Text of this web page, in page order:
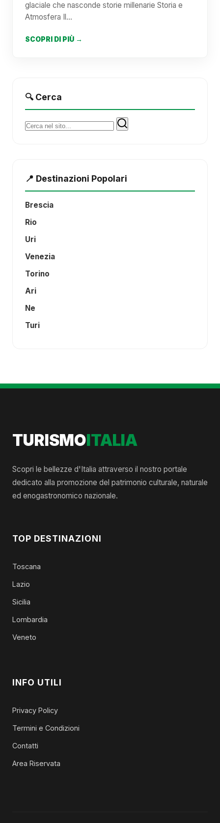
glaciale che nasconde storie millenarie Storia e
Atmosfera Il…
SCOPRI DI PIÙ →
🔍 Cerca
Cerca:
📍 Destinazioni Popolari
Brescia
Rio
Uri
Venezia
Torino
Ari
Ne
Turi
TURISMOITALIA
Scopri le bellezze d'Italia attraverso il nostro portale
dedicato alla promozione del patrimonio culturale, naturale
ed enogastronomico nazionale.
TOP DESTINAZIONI
Toscana
Lazio
Sicilia
Lombardia
Veneto
INFO UTILI
Privacy Policy
Termini e Condizioni
Contatti
Area Riservata